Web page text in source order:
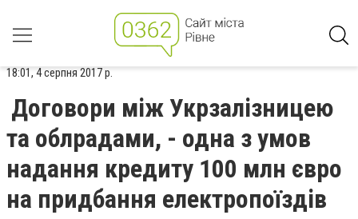
18:01, 4 серпня 2017 р.
Договори між Укрзалізницею
та облрадами, - одна з умов
надання кредиту 100 млн євро
на придбання електропоїздів